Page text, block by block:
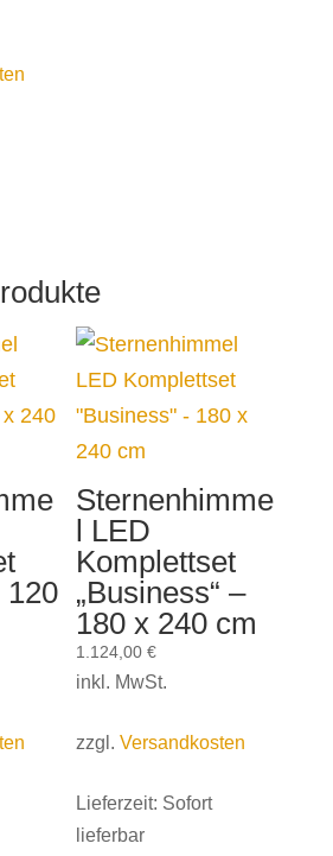
120
Sternenhimme
l LED
Komplettset
„Business“ –
180 x 240 cm
1.124,00€
inkl. MwSt.
zzgl.Versandkosten
Lieferzeit: Sofort
lieferbar